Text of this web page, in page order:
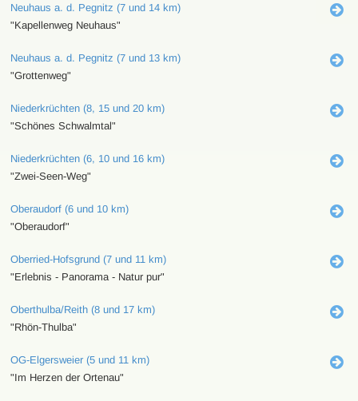
Neuhaus a. d. Pegnitz (7 und 14 km)
"Kapellenweg Neuhaus"
Neuhaus a. d. Pegnitz (7 und 13 km)
"Grottenweg"
Niederkrüchten (8, 15 und 20 km)
"Schönes Schwalmtal"
Niederkrüchten (6, 10 und 16 km)
"Zwei-Seen-Weg"
Oberaudorf (6 und 10 km)
"Oberaudorf"
Oberried-Hofsgrund (7 und 11 km)
"Erlebnis - Panorama - Natur pur"
Oberthulba/Reith (8 und 17 km)
"Rhön-Thulba"
OG-Elgersweier (5 und 11 km)
"Im Herzen der Ortenau"